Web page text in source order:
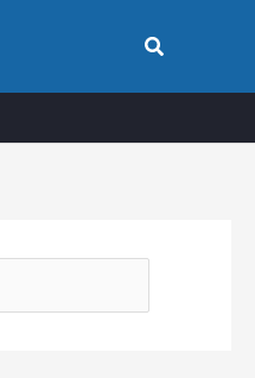
Rechercher